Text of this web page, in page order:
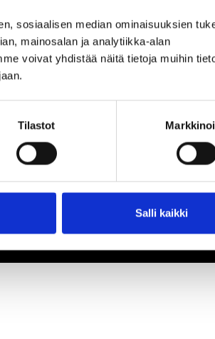
sosiaalisen median ominaisuuksien
mainosalan ja analytiikka-alan
voivat yhdistää näitä tietoja muihin
Tilastot
Salli kaikki